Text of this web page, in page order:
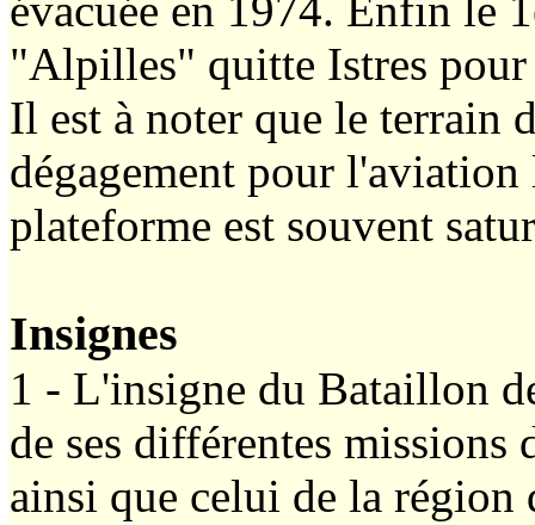
évacuée en 1974. Enfin le
"Alpilles" quitte Istres
Il est à noter que le terrain
dégagement pour
plateforme est souvent
Insignes
1 - L'insigne du Bataillon
de ses différentes
ainsi que celui de la région